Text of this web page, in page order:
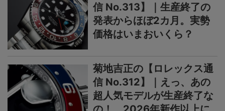
信 No.313】｜生産終了の
発表からほぼ2カ月。実勢
価格はいまおいくら？
菊地吉正の【ロレックス通
信 No.312】｜えっ、あの
超人気モデルが生産終了な